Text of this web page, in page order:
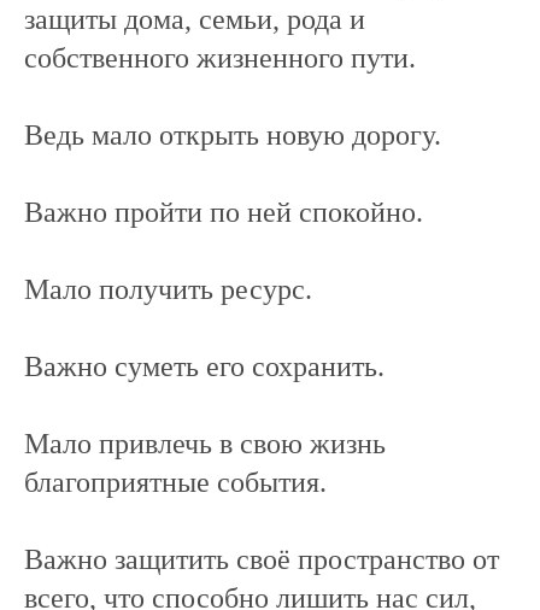
защиты дома, семьи, рода и
собственного жизненного пути.
Ведь мало открыть новую дорогу.
Важно пройти по ней спокойно.
Мало получить ресурс.
Важно суметь его сохранить.
Мало привлечь в свою жизнь
благоприятные события.
Важно защитить своё пространство от
всего, что способно лишить нас сил,